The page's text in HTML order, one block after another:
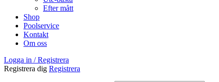
Efter mått
Shop
Poolservice
Kontakt
Om oss
Logga in / Registrera
Registrera dig Registrera